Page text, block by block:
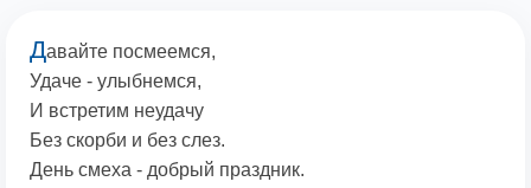
Давайте посмеемся,
Удаче - улыбнемся,
И встретим неудачу
Без скорби и без слез.
День смеха - добрый праздник.